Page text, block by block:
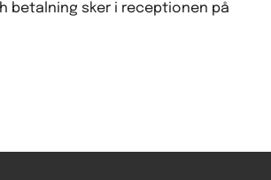
betalning sker i receptionen på